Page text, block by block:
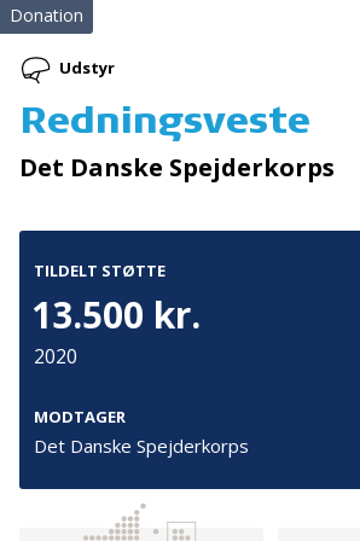
En tryg
Donation
Udstyr
Redningsveste
Det Danske Spejderkorps
TILDELT STØTTE
13.500 kr.
2020
MODTAGER
Det Danske Spejderkorps
Tilmeld nyhedsbrev
De seneste nyheder om TrygFondens og
aktiviteter direkte i din indbakke.